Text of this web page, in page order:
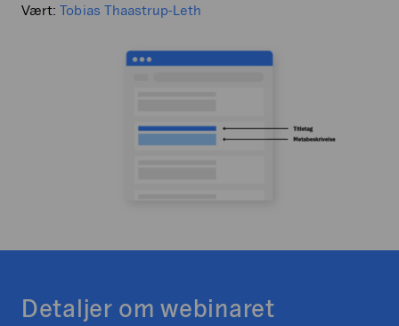
Vært:Tobias Thaastrup-Leth
Detaljer om webinaret